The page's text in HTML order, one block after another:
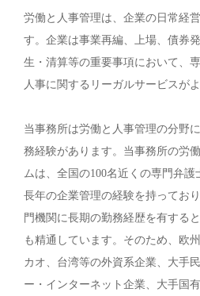
労働と人事管理は、企業の日常経
す。企業は事業再編、上場、債券
生・清算等の重要事項において、
人事に関するリーガルサービスが
当事務所は労働と人事管理の分野
務経験があります。当事務所の労
ムは、全国の100名近くの専門弁
長年の企業管理の経験を持ってお
門機関に長期の勤務経歴を有する
も精通しています。そのため、欧
カオ、台湾等の外資系企業、大手
ー・インターネット企業、大手国